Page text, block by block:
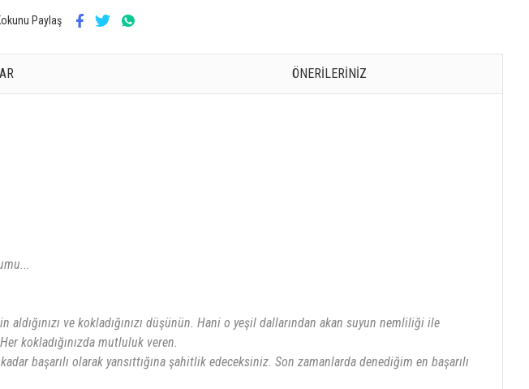
Paylaş
ÖNERILERINIZ
ve kokladığınızı düşünün. Hani o yeşil dallarından akan suyun nemliliği ile
kokladığınızda mutluluk veren.
başarılı olarak yansıttığına şahitlik edeceksiniz. Son zamanlarda denediğim en başarılı